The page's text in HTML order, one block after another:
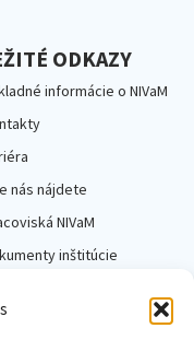
ODKAZY
informácie o NIVaM
nás nájdete
NIVaM
inštitúcie